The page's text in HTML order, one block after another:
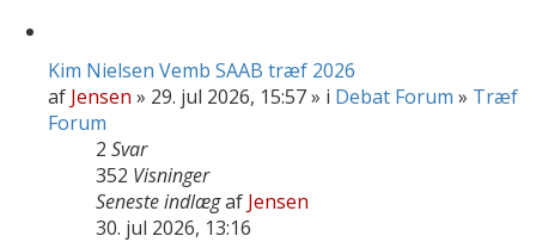
Kim Nielsen Vemb SAAB træf 2026
af Jensen » 29. jul 2026, 15:57 » i Debat Forum » Træf
Forum
2 Svar
352 Visninger
Seneste indlægaf Jensen
30. jul 2026, 13:16